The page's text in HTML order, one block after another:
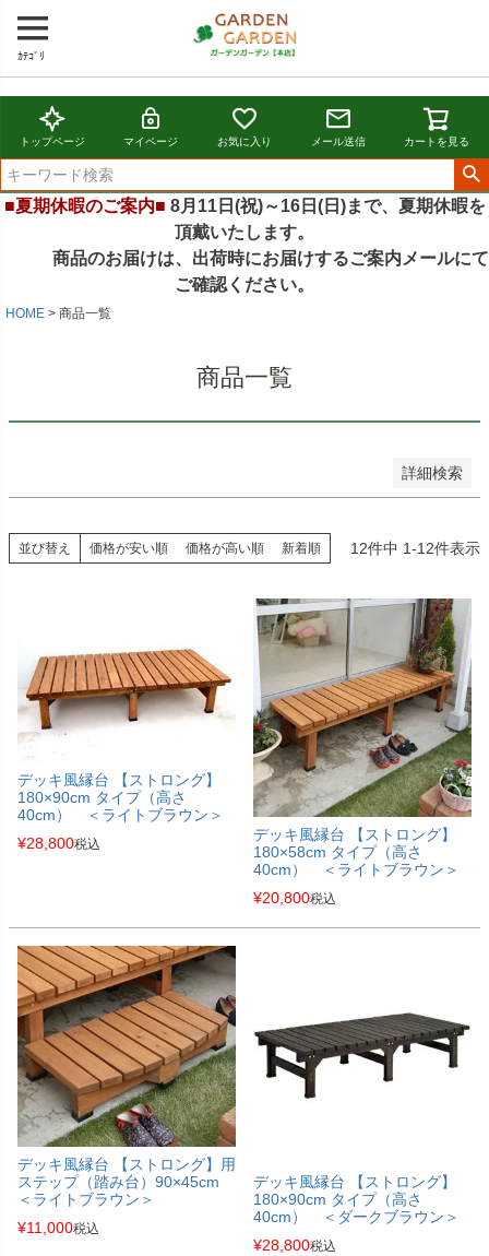
ｶﾃｺﾞﾘ
トップページ マイページ お気に入り メール送信 カートを見る
■夏期休暇のご案内■ 8月11日(祝)～16日(日)まで、夏期休暇を
頂戴いたします。
商品のお届けは、出荷時にお届けするご案内メールにて
ご確認ください。
HOME 商品一覧
商品一覧
詳細検索
予約商品
予約商品のみを表示
新着順
登録順
価格が高い順
キーワードヒット順
検索
並び替え 価格が安い順 価格が高い順 新着順 12件中 1-12件表示
デッキ風縁台 【ストロング】
180×90cm タイプ（高さ
40cm） ＜ライトブラウン＞
¥28,800税込
デッキ風縁台 【ストロング】
180×58cm タイプ（高さ
40cm） ＜ライトブラウン＞
¥20,800税込
デッキ風縁台 【ストロング】用
ステップ（踏み台）90×45cm
＜ライトブラウン＞
¥11,000税込
デッキ風縁台 【ストロング】
180×90cm タイプ（高さ
40cm） ＜ダークブラウン＞
¥28,800税込